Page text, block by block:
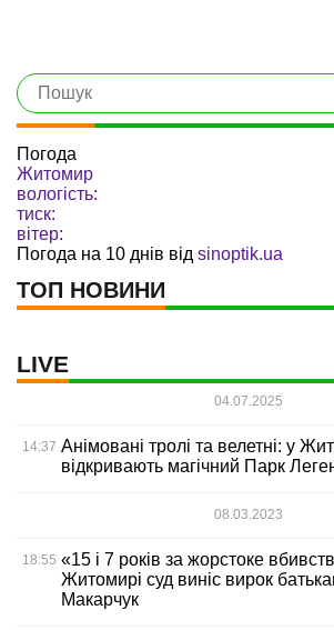
Погода
Житомир
вологість:
тиск:
вітер:
Погода на 10 днів від sinoptik.ua
ТОП НОВИНИ
LIVE
04.07.2025
14:37 Анімовані тролі та велетні: у
відкривають магічний Парк
08.03.2023
18:55 «15 і 7 років за жорстоке
Житомирі суд виніс вирок
Макарчук